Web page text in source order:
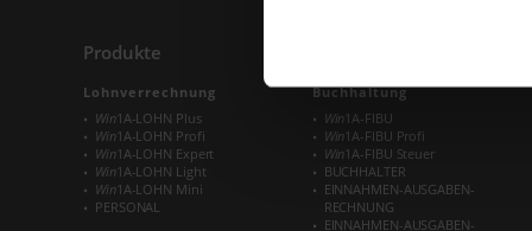
Produkte
Lohnverrechnung
Win1A-LOHN Plus
Win1A-LOHN Profi
Win1A-LOHN Expert
Win1A-LOHN Light
Win1A-LOHN Mini
PERSONAL
Buchhaltung
Win 1A-FIBU
Win1A-FIBU Profi
Win1A-FIBU Steuer
BUCHHALTER
EINNAHMEN-AUSGABEN-
RECHNUNG
EINNAHMEN-AUSGABEN-